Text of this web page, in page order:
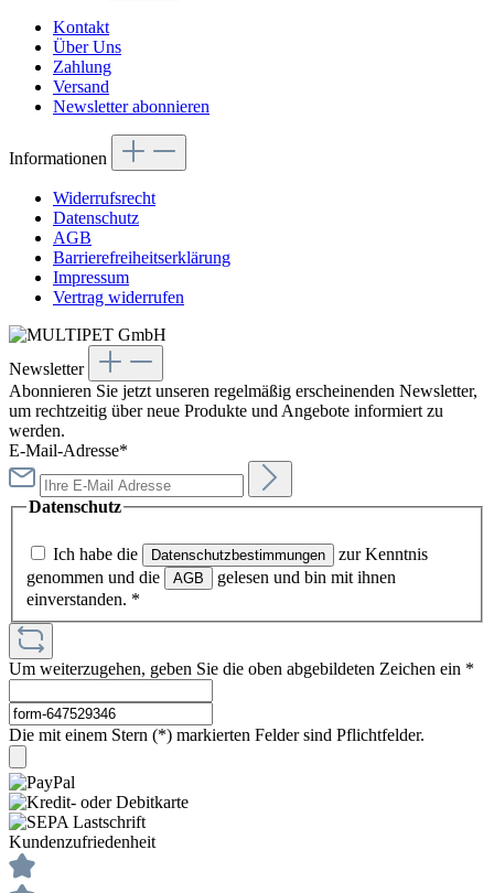
Kontakt
Über Uns
Zahlung
Versand
Newsletter abonnieren
Informationen
Widerrufsrecht
Datenschutz
AGB
Barrierefreiheitserklärung
Impressum
Vertrag widerrufen
Newsletter
Abonnieren Sie jetzt unseren regelmäßig erscheinenden Newsletter,
um rechtzeitig über neue Produkte und Angebote informiert zu
werden.
E-Mail-Adresse*
Datenschutz
Ich habe die Datenschutzbestimmungen
zur Kenntnis
genommen und die
AGB
gelesen und bin mit ihnen
einverstanden. *
Um weiterzugehen, geben Sie die oben abgebildeten Zeichen ein *
Die mit einem Stern (*) markierten Felder sind Pflichtfelder.
Kundenzufriedenheit